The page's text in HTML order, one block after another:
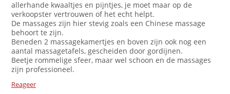
allerhande kwaaltjes en pijntjes, je moet maar op de
verkoopster vertrouwen of het echt helpt.
De massages zijn hier stevig zoals een Chinese massage
behoort te zijn.
Beneden 2 massagekamertjes en boven zijn ook nog een
aantal massagetafels, gescheiden door gordijnen.
Beetje rommelige sfeer, maar wel schoon en de massages
zijn professioneel.
Reageer